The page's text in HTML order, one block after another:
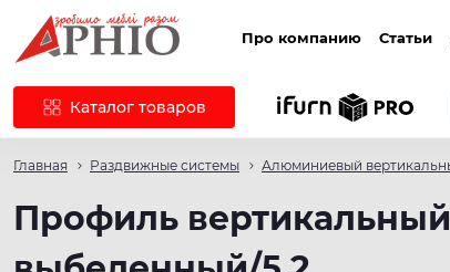
Про компанию Статьи
Каталог товаров
Главная Раздвижные системы Алюминиевый
Профиль